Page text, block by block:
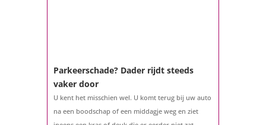
Parkeerschade? Dader rijdt steeds
vaker door
U kent het misschien wel. U komt terug bij uw auto
na een boodschap of een middagje weg en ziet